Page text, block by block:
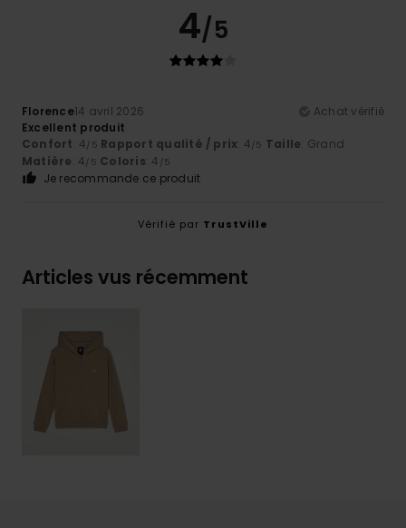
4/5
Florence14 avril 2026
Achat vérifié
Excellent produit
Confort: 4/5 Rapport qualité / prix: 4/5 Taille: Grand
Matière: 4/5 Coloris: 4 /5
Je recommande ce produit
Vérifié par TrustVille
Articles vus récemment